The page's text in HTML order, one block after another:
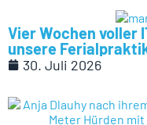
Vier Wochen voller
unsere
30. Juli 2026